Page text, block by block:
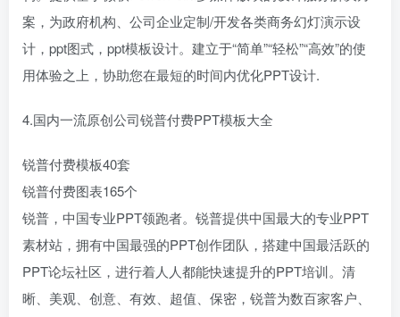
案，为政府机构、公司企业定制/开发各类商务幻灯演示设
计，ppt图式，ppt模板设计。建立于“简单”“轻松”“高效”的使
用体验之上，协助您在最短的时间内优化PPT设计.
4.国内一流原创公司锐普付费PPT模板大全
锐普付费模板40套
锐普付费图表165个
锐普，中国专业PPT领跑者。锐普提供中国最大的专业PPT
素材站，拥有中国最强的PPT创作团队，搭建中国最活跃的
PPT论坛社区，进行着人人都能快速提升的PPT培训。清
晰、美观、创意、有效、超值、保密，锐普为数百家客户、